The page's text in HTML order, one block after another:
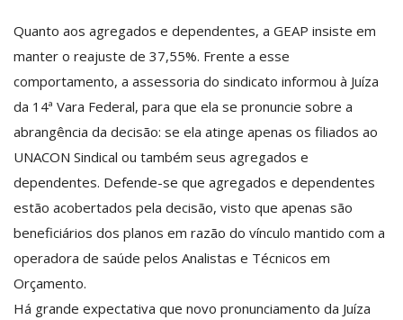
Quanto aos agregados e dependentes, a GEAP insiste em
manter o reajuste de 37,55%. Frente a esse
comportamento, a assessoria do sindicato informou à Juíza
da 14ª Vara Federal, para que ela se pronuncie sobre a
abrangência da decisão: se ela atinge apenas os filiados ao
UNACON Sindical ou também seus agregados e
dependentes. Defende-se que agregados e dependentes
estão acobertados pela decisão, visto que apenas são
beneficiários dos planos em razão do vínculo mantido com a
operadora de saúde pelos Analistas e Técnicos em
Orçamento.
Há grande expectativa que novo pronunciamento da Juíza